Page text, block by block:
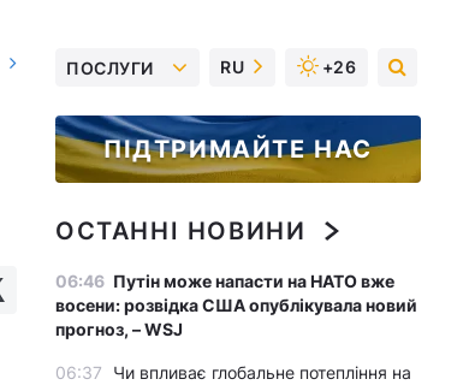
ПОСЛУГИ RU +26
ПІДТРИМАЙТЕ НАС
ОСТАННІ НОВИНИ
06:46 Путін може напасти на НАТО вже
восени: розвідка США опублікувала новий
прогноз, – WSJ
06:37
Чи впливає глобальне потепління на